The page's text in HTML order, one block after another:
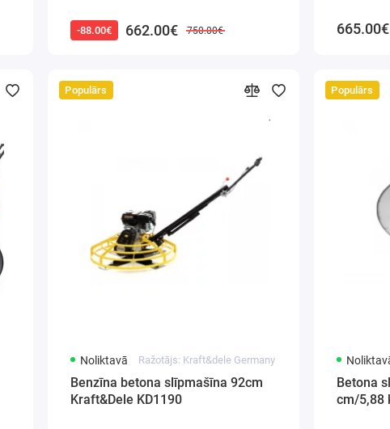
-88.00€ 662.00€ 750.00€ 665.00€
Populārs
Noliktavā Ražotājs: Kraft&dele Germany
Benzīna betona slīpmašīna 92cm
Kraft&Dele KD1190
Populārs
Betona
cm/5,88